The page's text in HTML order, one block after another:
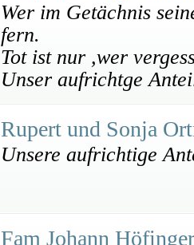
Wer im Getächnis
fern.
Tot ist nur ,wer
Unser aufrichtge
Rupert und Sonja
Unsere aufrichtige
Fam Johann